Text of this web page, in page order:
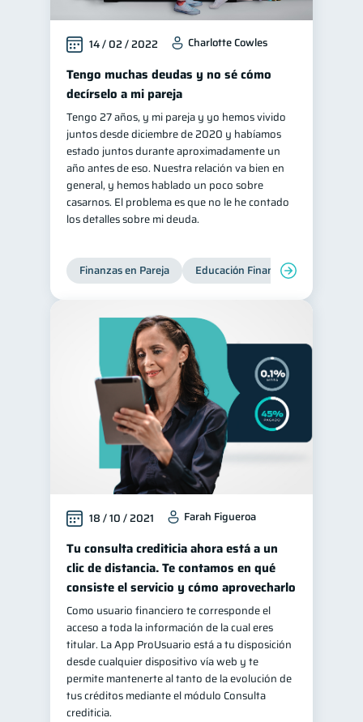
14 / 02 / 2022 Charlotte Cowles
Tengo muchas deudas y no sé cómo
decírselo a mi pareja
Tengo 27 años, y mi pareja y yo hemos vivido
juntos desde diciembre de 2020 y habíamos
estado juntos durante aproximadamente un
año antes de eso. Nuestra relación va bien en
general, y hemos hablado un poco sobre
casarnos. El problema es que no le he contado
los detalles sobre mi deuda.
Finanzas en Pareja Educación Financiera
18 / 10 / 2021 Farah Figueroa
Tu consulta crediticia ahora está a un
clic de distancia. Te contamos en qué
consiste el servicio y cómo aprovecharlo
Como usuario financiero te corresponde el
acceso a toda la información de la cual eres
titular. La App ProUsuario está a tu disposición
desde cualquier dispositivo vía web y te
permite mantenerte al tanto de la evolución de
tus créditos mediante el módulo Consulta
crediticia.